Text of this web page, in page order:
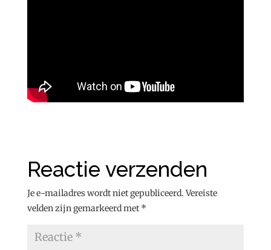
Reactie verzenden
Je e-mailadres wordt niet gepubliceerd. Vereiste
velden zijn gemarkeerd met *